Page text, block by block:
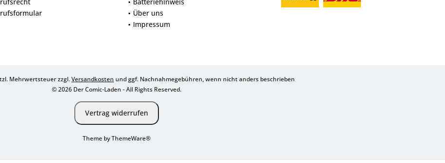
Über uns
Impressum
Mehrwertsteuer zzgl.Versandkosten und ggf. Nachnahmegebühren, wenn nicht anders beschrieben
© 2026 Der Comic-Laden - All Rights Reserved.
Vertrag widerrufen
Theme byThemeWare®